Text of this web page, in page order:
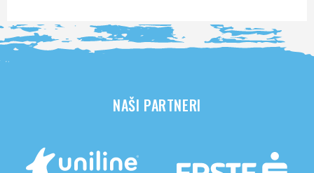
NAŠI PARTNERI